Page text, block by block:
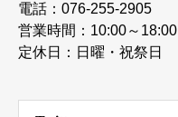
電話：076-255-2905
営業時間：10:00～18:00
定休日：日曜・祝祭日